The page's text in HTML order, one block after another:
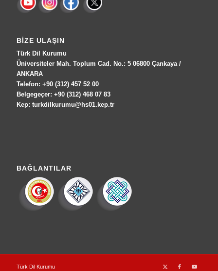
BIZE ULAŞIN
Türk Dil Kurumu
Üniversiteler Mah. Toplum Cad. No.: 5 06800 Çankaya /
ANKARA
Telefon: +90 (312) 457 52 00
Belgegeçer: +90 (312) 468 07 83
Kep: turkdilkurumu@hs01.kep.tr
BAĞLANTILAR
Türk Dil Kurumu